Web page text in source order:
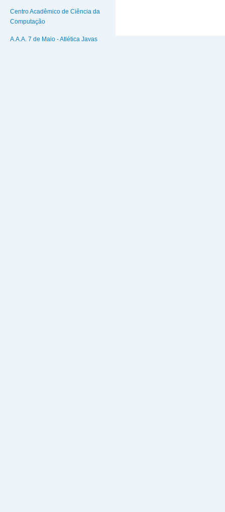
Centro Acadêmico de Ciência da
Computação
A.A.A. 7 de Maio - Atlética Javas